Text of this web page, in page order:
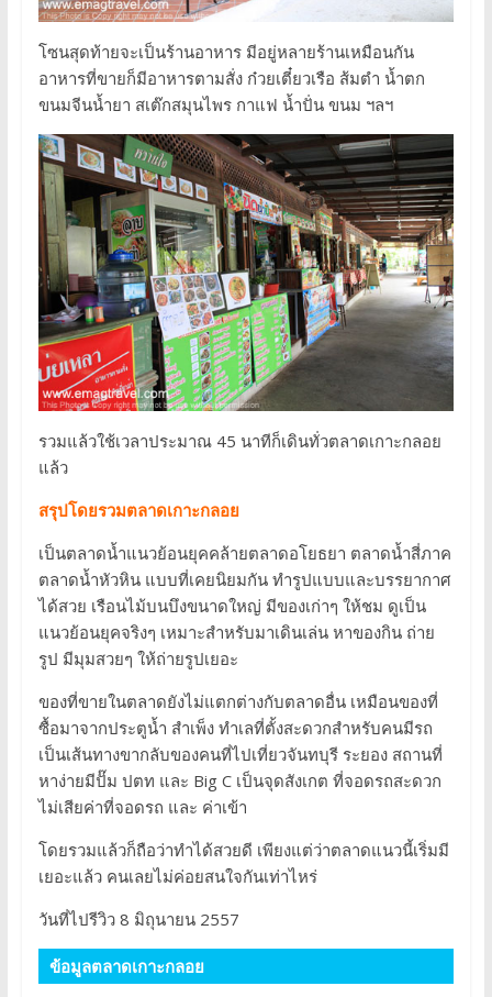
โซนสุดท้ายจะเป็นร้านอาหาร มีอยู่หลายร้านเหมือนกัน
อาหารที่ขายก็มีอาหารตามสั่ง ก๋วยเตี๋ยวเรือ ส้มตำ น้ำตก
ขนมจีนน้ำยา สเต๊กสมุนไพร กาแฟ น้ำปั่น ขนม ฯลฯ
รวมแล้วใช้เวลาประมาณ 45 นาทีก็เดินทั่วตลาดเกาะกลอย
แล้ว
สรุปโดยรวมตลาดเกาะกลอย
เป็นตลาดน้ำแนวย้อนยุคคล้ายตลาดอโยธยา ตลาดน้ำสี่ภาค
ตลาดน้ำหัวหิน แบบที่เคยนิยมกัน ทำรูปแบบและบรรยากาศ
ได้สวย เรือนไม้บนบึงขนาดใหญ่ มีของเก่าๆ ให้ชม ดูเป็น
แนวย้อนยุคจริงๆ เหมาะสำหรับมาเดินเล่น หาของกิน ถ่าย
รูป มีมุมสวยๆ ให้ถ่ายรูปเยอะ
ของที่ขายในตลาดยังไม่แตกต่างกับตลาดอื่น เหมือนของที่
ซื้อมาจากประตูน้ำ สำเพ็ง ทำเลที่ตั้งสะดวกสำหรับคนมีรถ
เป็นเส้นทางขากลับของคนที่ไปเที่ยวจันทบุรี ระยอง สถานที่
หาง่ายมีปั๊ม ปตท และ Big C เป็นจุดสังเกต ที่จอดรถสะดวก
ไม่เสียค่าที่จอดรถ และ ค่าเข้า
โดยรวมแล้วก็ถือว่าทำได้สวยดี เพียงแต่ว่าตลาดแนวนี้เริ่มมี
เยอะแล้ว คนเลยไม่ค่อยสนใจกันเท่าไหร่
วันที่ไปรีวิว 8 มิถุนายน 2557
ข้อมูลตลาดเกาะกลอย